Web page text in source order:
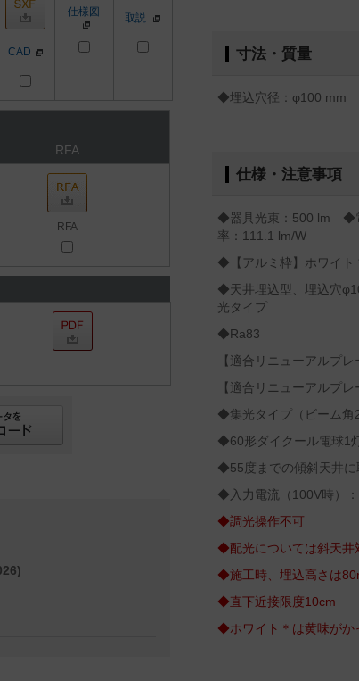
仕様図 取説
CAD
RFA
RFA
寸法・質量
◆埋込穴径：φ100 mm
仕様・注意事項
◆器具光束：500 lm ◆
率：111.1 lm/W
◆【アルミ枠】ホワイト
◆天井埋込型、埋込穴
光タイプ
◆Ra83
【適合リニューアルプ
【適合リニューアルプ
◆集光タイプ（ビーム角
◆60形ダイクール電球1
◆55度までの傾斜天井に
◆入力電流（100V時）
◆調光操作不可
◆配光については斜天井
◆施工時、埋込高さは
◆直下近接限度10cm
◆ホワイト＊は黄味がか